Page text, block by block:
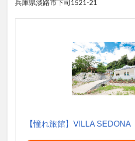
兵庫県淡路市下司1521-21
【憧れ旅館】VILLA SEDONA